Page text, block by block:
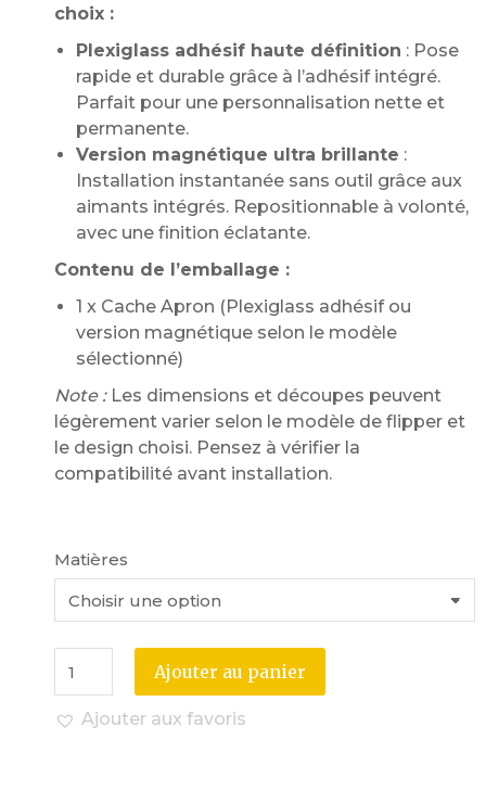
choix :
Plexiglass adhésif haute définition : Pose
rapide et durable grâce à l’adhésif intégré.
Parfait pour une personnalisation nette et
permanente.
Version magnétique ultra brillante :
Installation instantanée sans outil grâce aux
aimants intégrés. Repositionnable à volonté,
avec une finition éclatante.
Contenu de l’emballage :
1 x Cache Apron (Plexiglass adhésif ou
version magnétique selon le modèle
sélectionné)
Note :Les dimensions et découpes peuvent
légèrement varier selon le modèle de flipper et
le design choisi. Pensez à vérifier la
compatibilité avant installation.
Matières
Ajouter au panier
Ajouter aux favoris